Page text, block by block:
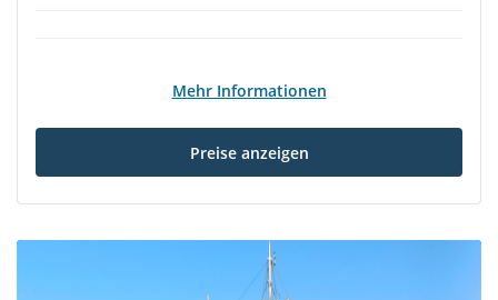
Mehr Informationen
Preise anzeigen